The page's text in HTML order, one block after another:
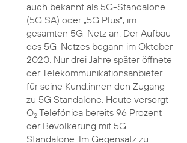
auch bekannt als 5G-Standalone
(5G SA) oder „5G Plus“, im
gesamten 5G-Netz an. Der Aufbau
des 5G-Netzes begann im Oktober
2020. Nur drei Jahre später öffnete
der Telekommunikationsanbieter
für seine Kund:innen den Zugang
zu 5G Standalone. Heute versorgt
O2Telefónica bereits 96 Prozent
der Bevölkerung mit 5G
Standalone. Im Gegensatz zu